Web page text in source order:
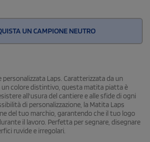
UN CAMPIONE NEUTRO
Laps. Caratterizzata da un
colore distintivo, questa matita piatta è
all'usura del cantiere e alle sfide di ogni
di personalizzazione, la Matita Laps
del tuo marchio, garantendo che il tuo logo
il lavoro. Perfetta per segnare, disegnare
ruvide e irregolari.